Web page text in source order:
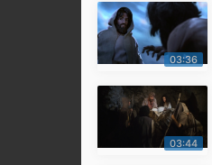
03:36
03:44